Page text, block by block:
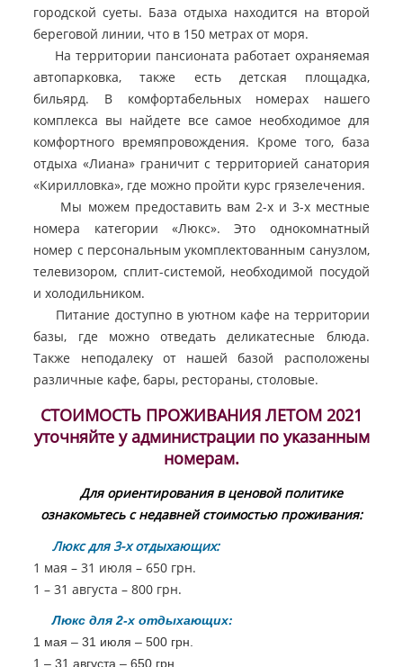
городской суеты. База отдыха находится на второй
береговой линии, что в 150 метрах от моря.
На территории пансионата работает охраняемая
автопарковка, также есть детская площадка,
бильярд. В комфортабельных номерах нашего
комплекса вы найдете все самое необходимое для
комфортного времяпровождения. Кроме того, база
отдыха «Лиана» граничит с территорией санатория
«Кирилловка», где можно пройти курс грязелечения.
Мы можем предоставить вам 2-х и 3-х местные
номера категории «Люкс». Это однокомнатный
номер с персональным укомплектованным санузлом,
телевизором, сплит-системой, необходимой посудой
и холодильником.
Питание доступно в уютном кафе на территории
базы, где можно отведать деликатесные блюда.
Также неподалеку от нашей базой расположены
различные кафе, бары, рестораны, столовые.
СТОИМОСТЬ ПРОЖИВАНИЯ ЛЕТОМ 2021
уточняйте у администрации по указанным
номерам.
Для ориентирования в ценовой политике
ознакомьтесь с недавней стоимостью проживания:
Люкс для 3-х отдыхающих:
1 мая – 31 июля – 650 грн.
1 – 31 августа – 800 грн.
Люкс для 2-х отдыхающих:
1 мая – 31 июля – 500 грн.
1 – 31 августа – 650 грн.